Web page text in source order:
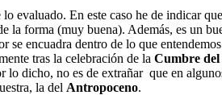
evaluado. En este caso he de indicar
la forma (muy buena). Además, es un
se encuadra dentro de lo que
tras la celebración de la Cumbre
lo dicho, no es de extrañar que en
la del Antropoceno.